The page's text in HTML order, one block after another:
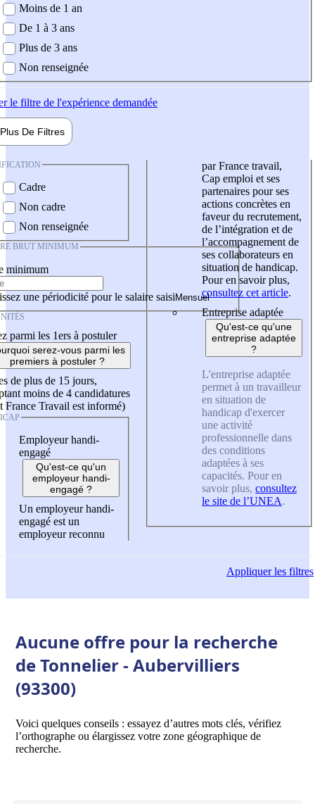
demandée
Moins de 1 an
De 1 à 3 ans
Plus de 3 ans
Non renseignée
le filtre de l'expérience demandée
Plus De Filtres
Cadre
Non cadre
Non renseignée
BRUT MINIMUM
minimum
une périodicité pour le salaire saisi
parmi les 1ers à postuler
serez-vous parmi les
premiers à postuler ?
de plus de 15 jours,
moins de 4 candidatures
France Travail est informé)
Employeur handi-
engagé
Qu'est-ce qu'un
employeur handi-
engagé ?
Un employeur handi-
engagé est un
employeur reconnu
par France travail,
Cap emploi et ses
partenaires pour ses
actions concrètes en
faveur du recrutement,
de l’intégration et de
l’accompagnement de
ses collaborateurs en
situation de handicap.
Pour en savoir plus,
consultez cet article.
Entreprise adaptée
Qu'est-ce qu'une
entreprise adaptée
?
L'entreprise adaptée
permet à un travailleur
en situation de
handicap d'exercer
une activité
professionnelle dans
des conditions
adaptées à ses
capacités. Pour en
savoir plus, consultez
le site de l’UNEA.
Appliquerles filtres
Aucune offre pour la recherche
de Tonnelier - Aubervilliers
(93300)
Voici quelques conseils : essayez d’autres mots clés, vérifiez
l’orthographe ou élargissez votre zone géographique de
recherche.